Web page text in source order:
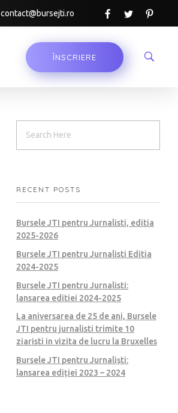
contact@bursejti.ro
ÎNSCRIERE
RECENT POSTS
Bursele JTI pentru Jurnalisti, editia
2025-2026
Bursele JTI pentru Jurnalisti Editia
2024-2025
Bursele JTI pentru Jurnalisti:
lansarea editiei 2024-2025
La aniversarea de 25 de ani, Bursele
JTI pentru jurnalisti trimite 10
ziaristi in vizita de lucru la Bruxelles
Bursele JTI pentru Jurnaliști:
lansarea ediției 2023 – 2024